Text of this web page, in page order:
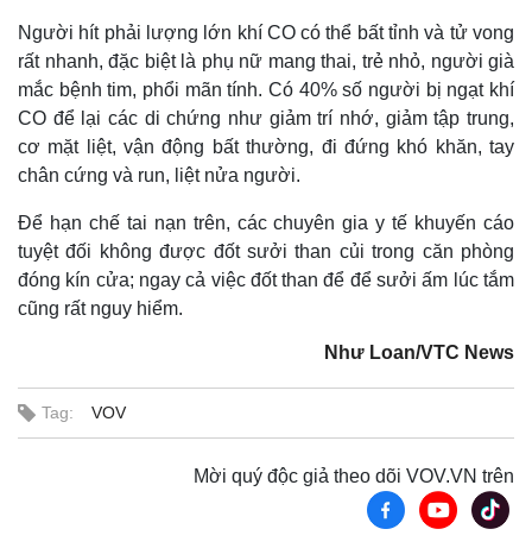
Người hít phải lượng lớn khí CO có thể bất tỉnh và tử vong
rất nhanh, đặc biệt là phụ nữ mang thai, trẻ nhỏ, người già
mắc bệnh tim, phổi mãn tính. Có 40% số người bị ngạt khí
CO để lại các di chứng như giảm trí nhớ, giảm tập trung,
cơ mặt liệt, vận động bất thường, đi đứng khó khăn, tay
chân cứng và run, liệt nửa người.
Để hạn chế tai nạn trên, các chuyên gia y tế khuyến cáo
tuyệt đối không được đốt sưởi than củi trong căn phòng
đóng kín cửa; ngay cả việc đốt than để để sưởi ấm lúc tắm
cũng rất nguy hiểm.
Như Loan/VTC News
Tag: VOV
Mời quý độc giả theo dõi VOV.VN trên